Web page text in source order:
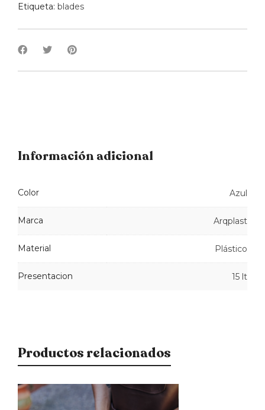
Etiqueta: blades
Información adicional
Color Azul
Marca Arqplast
Material Plástico
Presentacion 15 lt
Productos relacionados